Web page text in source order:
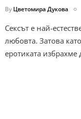
By Цветомира Дукова
Сексът е най-
любовта. Затова
еротиката